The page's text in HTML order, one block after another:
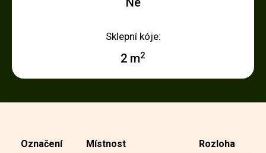
Sklepní kóje:
2 m2
Označení Místnost Rozloha